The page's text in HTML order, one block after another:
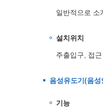
일반적으로 소
설치위치
주출입구, 접
음성유도기(음
기능